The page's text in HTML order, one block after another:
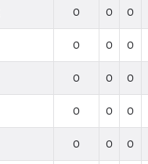
0 0 0
0 0 0
0 0 0
0 0 0
0 0 0